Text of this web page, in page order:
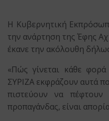
Η Κυβερνητική
την ανάρτηση της Έφης
έκανε την ακόλουθη
«Πώς γίνεται κάθε
ΣΥΡΙΖΑ εκφράζουν αυτά
πιστεύουν να πέφτουν
προπαγάνδας, είναι